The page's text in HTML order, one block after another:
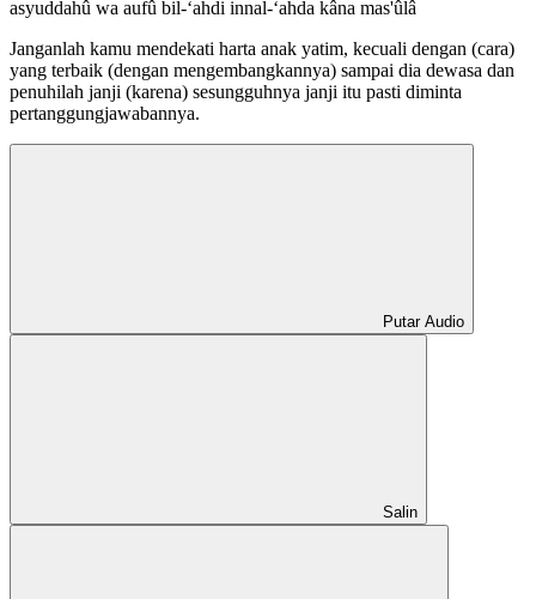
asyuddahû wa aufû bil-‘ahdi innal-‘ahda kâna mas'ûlâ
Janganlah kamu mendekati harta anak yatim, kecuali dengan (cara)
yang terbaik (dengan mengembangkannya) sampai dia dewasa dan
penuhilah janji (karena) sesungguhnya janji itu pasti diminta
pertanggungjawabannya.
Putar Audio
Salin